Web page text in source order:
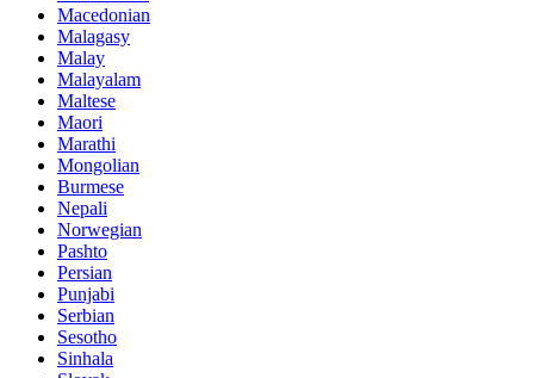
Macedonian
Malagasy
Malay
Malayalam
Maltese
Maori
Marathi
Mongolian
Burmese
Nepali
Norwegian
Pashto
Persian
Punjabi
Serbian
Sesotho
Sinhala